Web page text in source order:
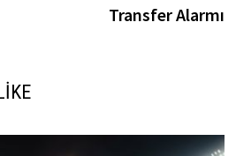
Transfer Alarmı